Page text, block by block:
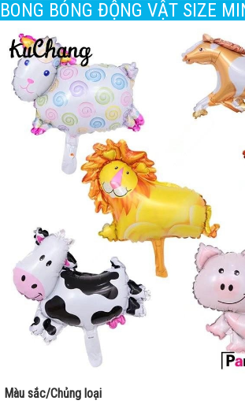
BONG BÓNG ĐỘNG VẬT SIZE
Màu sắc/Chủng loại